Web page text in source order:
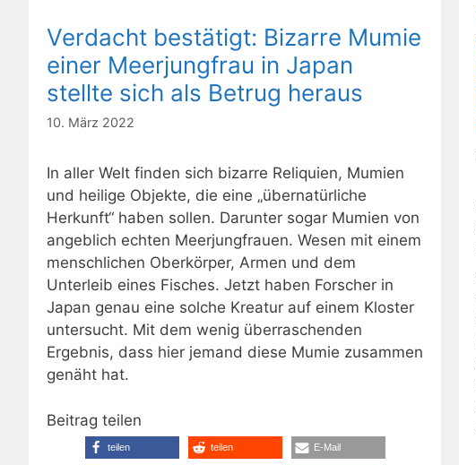
Verdacht bestätigt: Bizarre Mumie
einer Meerjungfrau in Japan
stellte sich als Betrug heraus
10. März 2022
In aller Welt finden sich bizarre Reliquien, Mumien
und heilige Objekte, die eine „übernatürliche
Herkunft“ haben sollen. Darunter sogar Mumien von
angeblich echten Meerjungfrauen. Wesen mit einem
menschlichen Oberkörper, Armen und dem
Unterleib eines Fisches. Jetzt haben Forscher in
Japan genau eine solche Kreatur auf einem Kloster
untersucht. Mit dem wenig überraschenden
Ergebnis, dass hier jemand diese Mumie zusammen
genäht hat.
Beitrag teilen
teilen teilen E-Mail